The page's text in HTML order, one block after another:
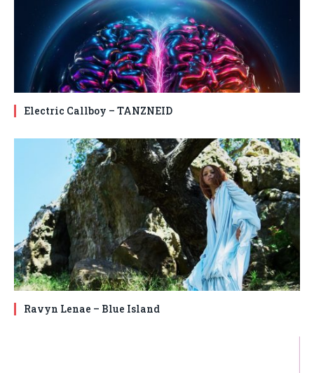
Electric Callboy – TANZNEID
Ravyn Lenae – Blue Island